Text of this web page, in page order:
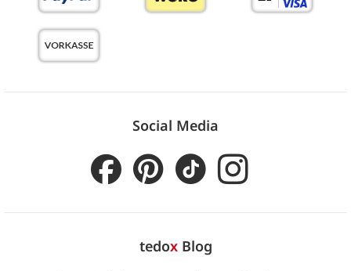
Social Media
tedoxBlog